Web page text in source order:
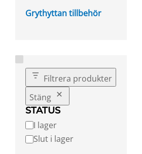
Grythyttan tillbehör
Filtrera produkter
Stäng
STATUS
Tillgänglighet
I lager
Slut i lager